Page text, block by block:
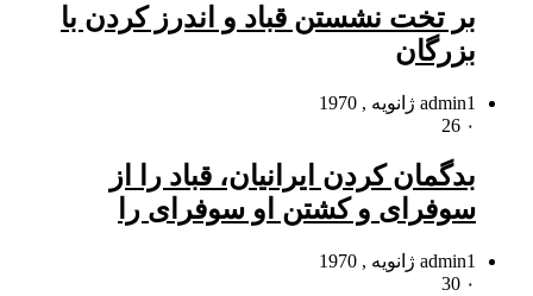
بر تخت نشستن قباد و اندرز کردن با
بزرگان
admin1 ژانویه , 1970
۰
بدگمان کردن ایرانیان، قباد را از
سوفراى و کشتن او سوفراى را
admin1 ژانویه , 1970
۰